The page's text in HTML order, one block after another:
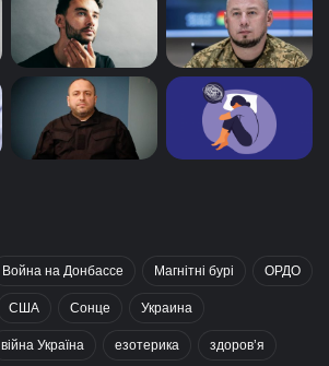
Война на Донбассе Магнітні бурі ОРДО
США Сонце Украина
війна Україна езотерика здоров’я